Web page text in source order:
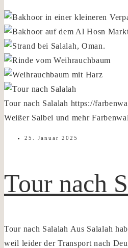
Tour nach Salalah https://
Weißer Salbei und mehr
25. Januar 2025
Tour nach
Tour nach Salalah Aus Salalah
weil leider der Transport nach